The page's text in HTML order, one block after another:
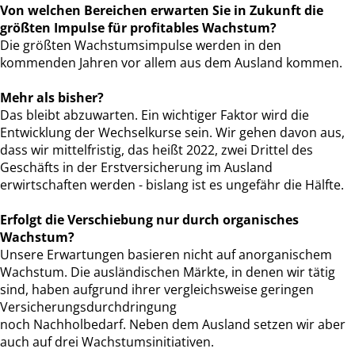
Von welchen Bereichen erwarten Sie in Zukunft die
größten Impulse für profitables Wachstum?
Die größten Wachstumsimpulse werden in den
kommenden Jahren vor allem aus dem Ausland kommen.
Mehr als bisher?
Das bleibt abzuwarten. Ein wichtiger Faktor wird die
Entwicklung der Wechselkurse sein. Wir gehen davon aus,
dass wir mittelfristig, das heißt 2022, zwei Drittel des
Geschäfts in der Erstversicherung im Ausland
erwirtschaften werden - bislang ist es ungefähr die Hälfte.
Erfolgt die Verschiebung nur durch organisches
Wachstum?
Unsere Erwartungen basieren nicht auf anorganischem
Wachstum. Die ausländischen Märkte, in denen wir tätig
sind, haben aufgrund ihrer vergleichsweise geringen
Versicherungsdurchdringung
noch Nachholbedarf. Neben dem Ausland setzen wir aber
auch auf drei Wachstumsinitiativen.